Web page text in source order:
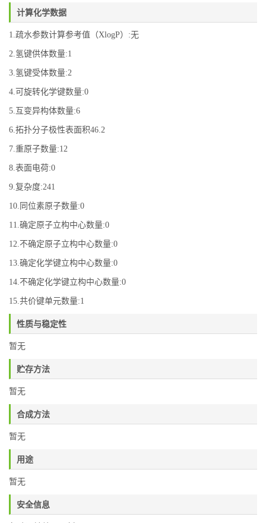
计算化学数据
1.疏水参数计算参考值（XlogP）:无
2.氢键供体数量:1
3.氢键受体数量:2
4.可旋转化学键数量:0
5.互变异构体数量:6
6.拓扑分子极性表面积46.2
7.重原子数量:12
8.表面电荷:0
9.复杂度:241
10.同位素原子数量:0
11.确定原子立构中心数量:0
12.不确定原子立构中心数量:0
13.确定化学键立构中心数量:0
14.不确定化学键立构中心数量:0
15.共价键单元数量:1
性质与稳定性
暂无
贮存方法
暂无
合成方法
暂无
用途
暂无
安全信息